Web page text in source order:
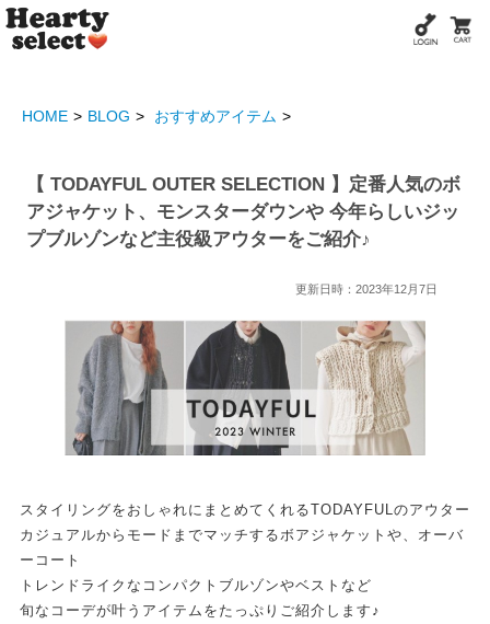
HOME BLOG おすすめアイテム
【 TODAYFUL OUTER SELECTION 】定番人気のボ
アジャケット、モンスターダウンや 今年らしいジッ
プブルゾンなど主役級アウターをご紹介♪
更新日時：2023年12月7日
スタイリングをおしゃれにまとめてくれるTODAYFULのアウター
カジュアルからモードまでマッチするボアジャケットや、オーバ
ーコート
トレンドライクなコンパクトブルゾンやベストなど
旬なコーデが叶うアイテムをたっぷりご紹介します♪